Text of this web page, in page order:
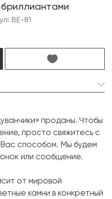
BE-81
Круглая
6 шт. 1.77 карат.
88 шт. 2.85 карат.
Круг
проданы. Чтобы
просто свяжитесь с
способом. Мы будем
или сообщение.
от мировой
камни в конкретный